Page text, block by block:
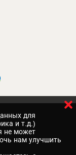
для
и т.д.)
не может
нам улучшить